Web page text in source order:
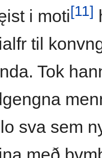
i moti[11]
til
Tok
sva sem